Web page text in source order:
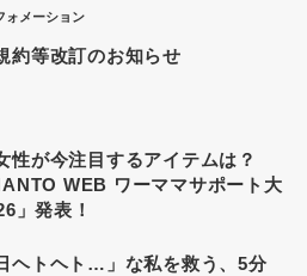
ォメーション
約等改訂のお知らせ
性が今注目するアイテムは？
WEB ワーママサポート大
」発表！
ヘトヘト…」な私を救う、5分